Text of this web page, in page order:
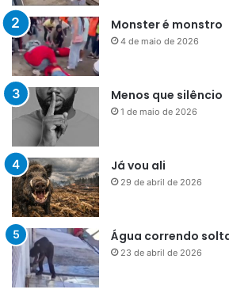
Monster é monstro
4 de maio de 2026
Menos que silêncio
1 de maio de 2026
Já vou ali
29 de abril de 2026
Água correndo
23 de abril de 2026